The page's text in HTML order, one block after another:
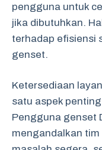
pengguna untuk
jika dibutuhkan.
terhadap efisiensi
genset.
Ketersediaan
satu aspek
Pengguna genset
mengandalkan